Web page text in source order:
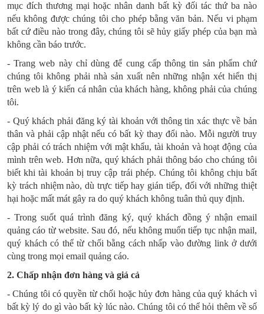
mục đích thương mại hoặc nhân danh bất kỳ đối tác thứ ba nào
nếu không được chúng tôi cho phép bằng văn bản. Nếu vi phạm
bất cứ điều nào trong đây, chúng tôi sẽ hủy giấy phép của bạn mà
không cần báo trước.
- Trang web này chỉ dùng để cung cấp thông tin sản phẩm chứ
chúng tôi không phải nhà sản xuất nên những nhận xét hiển thị
trên web là ý kiến cá nhân của khách hàng, không phải của chúng
tôi.
- Quý khách phải đăng ký tài khoản với thông tin xác thực về bản
thân và phải cập nhật nếu có bất kỳ thay đổi nào. Mỗi người truy
cập phải có trách nhiệm với mật khẩu, tài khoản và hoạt động của
mình trên web. Hơn nữa, quý khách phải thông báo cho chúng tôi
biết khi tài khoản bị truy cập trái phép. Chúng tôi không chịu bất
kỳ trách nhiệm nào, dù trực tiếp hay gián tiếp, đối với những thiệt
hại hoặc mất mát gây ra do quý khách không tuân thủ quy định.
- Trong suốt quá trình đăng ký, quý khách đồng ý nhận email
quảng cáo từ website. Sau đó, nếu không muốn tiếp tục nhận mail,
quý khách có thể từ chối bằng cách nhấp vào đường link ở dưới
cùng trong mọi email quảng cáo.
2. Chấp nhận đơn hàng và giá cả
- Chúng tôi có quyền từ chối hoặc hủy đơn hàng của quý khách vì
bất kỳ lý do gì vào bất kỳ lúc nào. Chúng tôi có thể hỏi thêm về số